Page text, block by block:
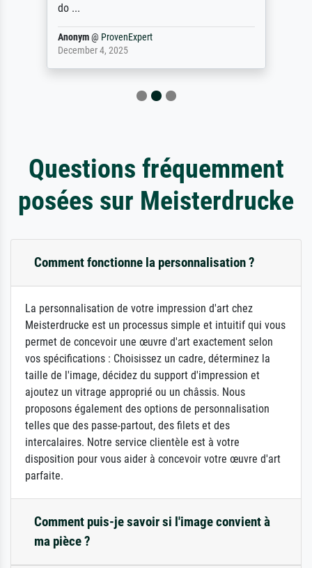
do ...
Anonym@ ProvenExpert
December 4, 2025
Questions fréquemment
posées sur Meisterdrucke
Comment fonctionne la personnalisation ?
La personnalisation de votre impression d'art chez
Meisterdrucke est un processus simple et intuitif qui vous
permet de concevoir une œuvre d'art exactement selon
vos spécifications : Choisissez un cadre, déterminez la
taille de l'image, décidez du support d'impression et
ajoutez un vitrage approprié ou un châssis. Nous
proposons également des options de personnalisation
telles que des passe-partout, des filets et des
intercalaires. Notre service clientèle est à votre
disposition pour vous aider à concevoir votre œuvre d'art
parfaite.
Comment puis-je savoir si l'image convient à
ma pièce ?